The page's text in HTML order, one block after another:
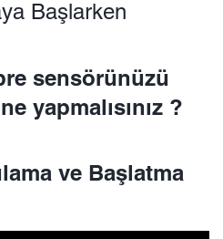
Başlarken
sensörünüzü
yapmalısınız ?
ve Başlatma